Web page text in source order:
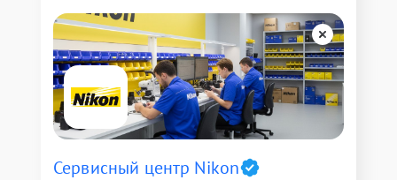
Сервисный центр Nikon